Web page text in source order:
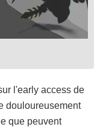
l'early access de
douloureusement
que peuvent